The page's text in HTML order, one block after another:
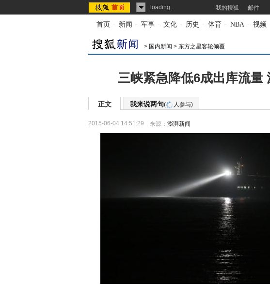
loading... 我的搜狐 邮件
首页 - 新闻 - 军事 - 文化 - 历史 - 体育 - NBA - 视频
> 国内新闻 > 东方之星客轮倾覆
三峡紧急降低6成出库流量
正文 我来说两句( 人参与)
2015-06-04 14:51:29 来源： 澎湃新闻